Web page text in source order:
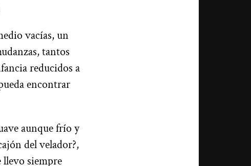
vacías, un
tantos
reducidos a
encontrar
aunque frío y
del velador?,
llevo siempre